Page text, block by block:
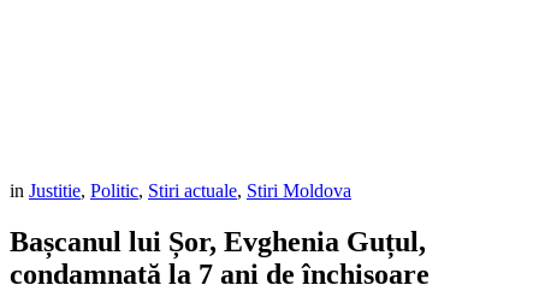
in Justitie, Politic, Stiri actuale, Stiri Moldova
Bașcanul lui Șor, Evghenia Guțul,
condamnată la 7 ani de închisoare